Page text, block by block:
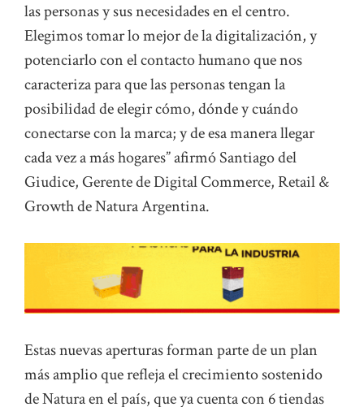
las personas y sus necesidades en el centro.
Elegimos tomar lo mejor de la digitalización, y
potenciarlo con el contacto humano que nos
caracteriza para que las personas tengan la
posibilidad de elegir cómo, dónde y cuándo
conectarse con la marca; y de esa manera llegar
cada vez a más hogares” afirmó Santiago del
Giudice, Gerente de Digital Commerce, Retail &
Growth de Natura Argentina.
Estas nuevas aperturas forman parte de un plan
más amplio que refleja el crecimiento sostenido
de Natura en el país, que ya cuenta con 6 tiendas